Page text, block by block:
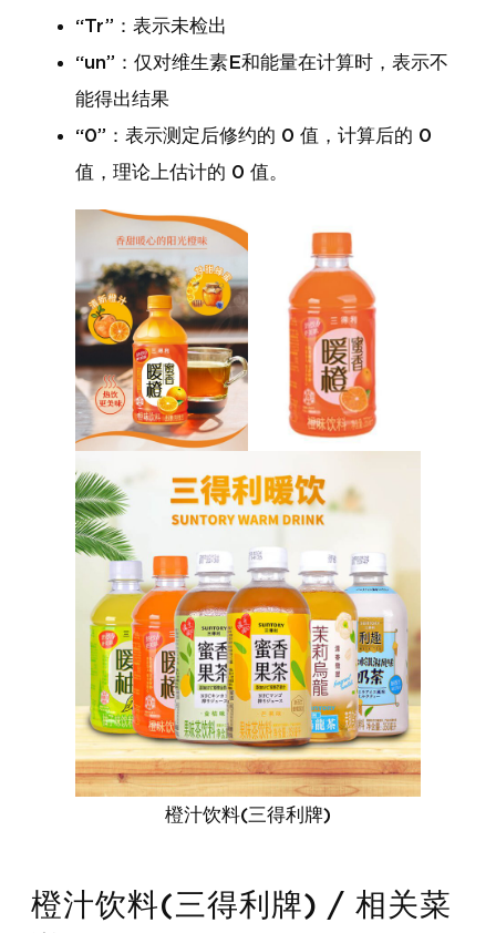
“Tr”：表示未检出
“un”：仅对维生素E和能量在计算时，表示不
能得出结果
“0”：表示测定后修约的 0 值，计算后的 0
值，理论上估计的 0 值。
橙汁饮料(三得利牌)
橙汁饮料(三得利牌) / 相关菜